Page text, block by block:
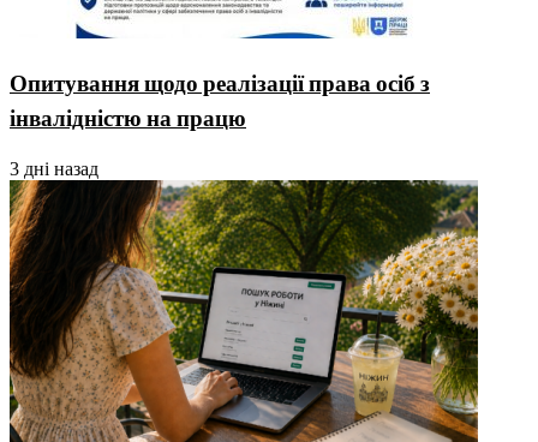
Опитування щодо реалізації права осіб з
інвалідністю на працю
3 дні назад